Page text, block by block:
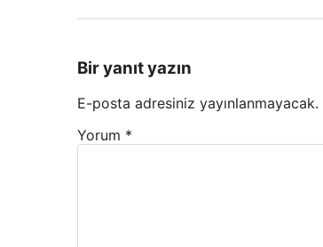
Bir yanıt yazın
E-posta adresiniz yayınlanmayacak.
Yorum *